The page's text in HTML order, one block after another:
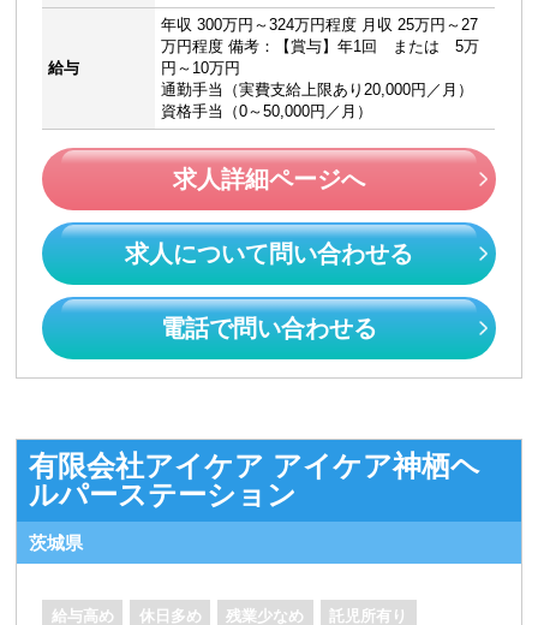
給与
年収 300万円～324万円程度 月収 25万円～27
万円程度 備考：【賞与】年1回 または 5万
円～10万円
通勤手当（実費支給上限あり20,000円／月）
資格手当（0～50,000円／月）
求人詳細ページへ
求人について問い合わせる
電話で問い合わせる
有限会社アイケア アイケア神栖ヘ
ルパーステーション
茨城県
給与高め 休日多め 残業少なめ 託児所有り